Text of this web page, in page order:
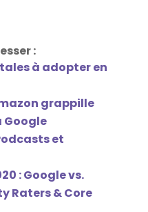
:
à adopter en
grappille
Google
et
: Google vs.
Raters & Core